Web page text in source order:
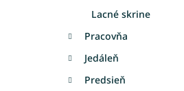
Lacné skrine
Pracovňa
Jedáleň
Predsieň